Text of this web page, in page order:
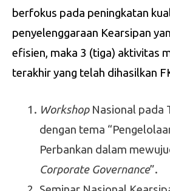
berfokus pada peningkatan
penyelenggaraan Kearsipan
efisien, maka 3 (tiga) aktivitas
terakhir yang telah dihasilkan
WorkshopNasional pada
dengan tema
Perbankan dalam
Corporate Governance”.